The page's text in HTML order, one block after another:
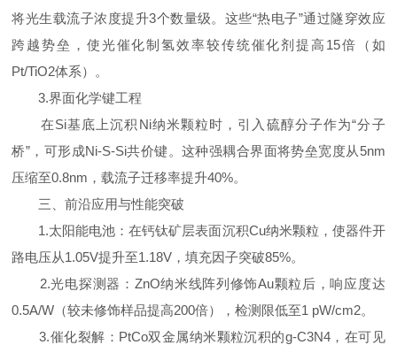
将光生载流子浓度提升3个数量级。这些“热电子”通过隧穿效应
跨越势垒，使光催化制氢效率较传统催化剂提高15倍（如
Pt/TiO2体系）。
3.界面化学键工程
在Si基底上沉积Ni纳米颗粒时，引入硫醇分子作为“分子
桥”，可形成Ni-S-Si共价键。这种强耦合界面将势垒宽度从5nm
压缩至0.8nm，载流子迁移率提升40%。
三、前沿应用与性能突破
1.太阳能电池：在钙钛矿层表面沉积Cu纳米颗粒，使器件开
路电压从1.05V提升至1.18V，填充因子突破85%。
2.光电探测器：ZnO纳米线阵列修饰Au颗粒后，响应度达
0.5A/W（较未修饰样品提高200倍），检测限低至1 pW/cm2。
3.催化裂解：PtCo双金属纳米颗粒沉积的g-C3N4，在可见